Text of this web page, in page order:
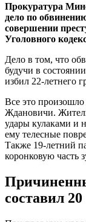
Прокуратура
дело по
совершении
Уголовного
Дело в том, что
будучи в
избил 22-летнего
Все это произошло
Ждановичи.
удары кулаками и
ему телесные
Также 19-летний
коронковую часть
составил